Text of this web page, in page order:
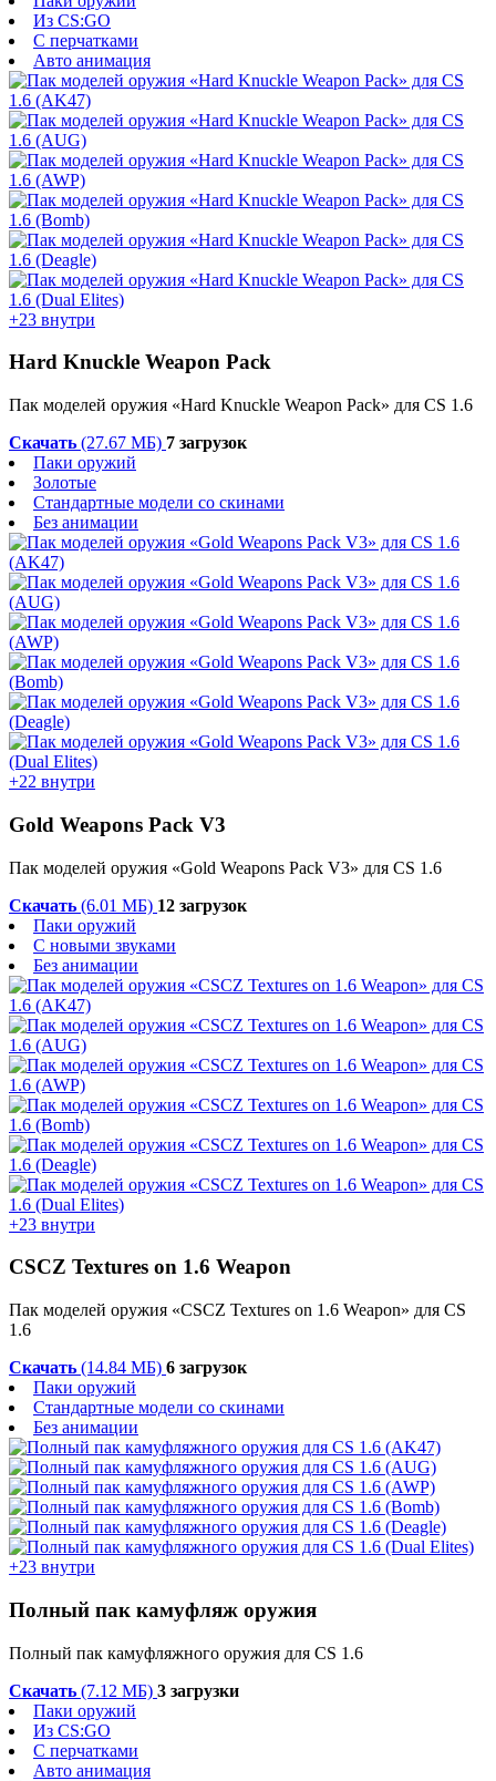
Из CS:GO
С перчатками
Авто анимация
+23 внутри
Hard Knuckle Weapon Pack
Пак моделей оружия «Hard Knuckle Weapon Pack» для CS 1.6
Скачать (27.67 МБ) 7 загрузок
Паки оружий
Золотые
Стандартные модели со скинами
Без анимации
+22 внутри
Gold Weapons Pack V3
Пак моделей оружия «Gold Weapons Pack V3» для CS 1.6
Скачать (6.01 МБ) 12 загрузок
Паки оружий
С новыми звуками
Без анимации
+23 внутри
CSCZ Textures on 1.6 Weapon
Пак моделей оружия «CSCZ Textures on 1.6 Weapon» для CS
1.6
Скачать (14.84 МБ) 6 загрузок
Паки оружий
Стандартные модели со скинами
Без анимации
+23 внутри
Полный пак камуфляж оружия
Полный пак камуфляжного оружия для CS 1.6
Скачать (7.12 МБ) 3 загрузки
Паки оружий
Из CS:GO
С перчатками
Авто анимация